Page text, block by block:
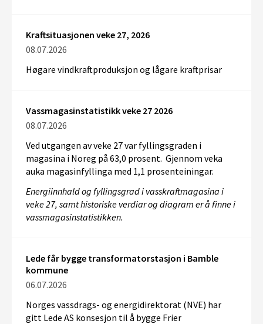
Kraftsituasjonen veke 27, 2026
08.07.2026
Høgare vindkraftproduksjon og lågare kraftprisar
Vassmagasinstatistikk veke 27 2026
08.07.2026
Ved utgangen av veke 27 var fyllingsgraden i
magasina i Noreg på 63,0 prosent. Gjennom veka
auka magasinfyllinga med 1,1 prosenteiningar.
Energiinnhald og fyllingsgrad i vasskraftmagasina i
veke 27, samt historiske verdiar og diagram er å finne i
vassmagasinstatistikken.
Lede får bygge transformatorstasjon i Bamble
kommune
06.07.2026
Norges vassdrags- og energidirektorat (NVE) har
gitt Lede AS konsesjon til å bygge Frier